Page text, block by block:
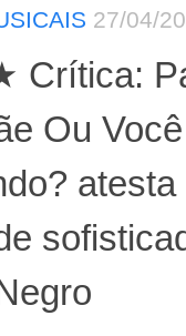
27/04/
Ou
atesta